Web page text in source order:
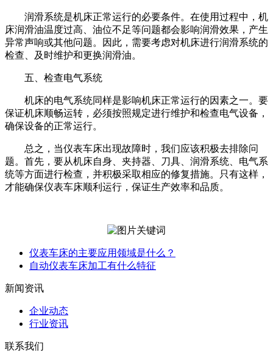
润滑系统是机床正常运行的必要条件。在使用过程中，机
床润滑油温度过高、油位不足等问题都会影响润滑效果，产生
异常声响或其他问题。因此，需要考虑对机床进行润滑系统的
检查、及时维护和更换润滑油。
五、检查电气系统
机床的电气系统同样是影响机床正常运行的因素之一。要
保证机床顺畅运转，必须按照规定进行维护和检查电气设备，
确保设备的正常运行。
总之，当仪表车床出现故障时，我们应该积极去排除问
题。首先，要从机床自身、夹持器、刀具、润滑系统、电气系
统等方面进行检查，并积极采取相应的修复措施。只有这样，
才能确保仪表车床顺利运行，保证生产效率和品质。
仪表车床的主要应用领域是什么？
自动仪表车床加工有什么特征
新闻资讯
企业动态
行业资讯
联系我们